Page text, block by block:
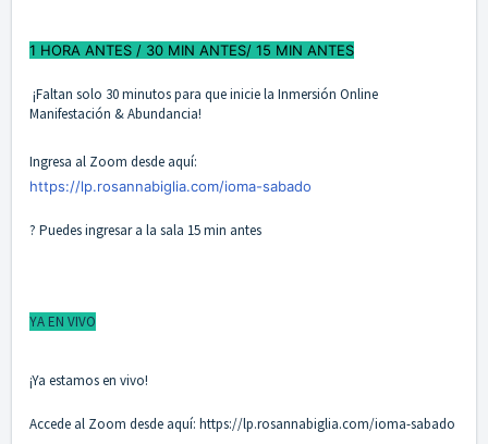
1 HORA ANTES / 30 MIN ANTES/ 15 MIN ANTES
¡Faltan solo 30 minutos para que inicie la Inmersión Online
Manifestación & Abundancia!
Ingresa al Zoom desde aquí:
https://lp.rosannabiglia.com/ioma-sabado
? Puedes ingresar a la sala 15 min antes
YA EN VIVO
¡Ya estamos en vivo!
Accede al Zoom desde aquí: https://lp.rosannabiglia.com/ioma-sabado